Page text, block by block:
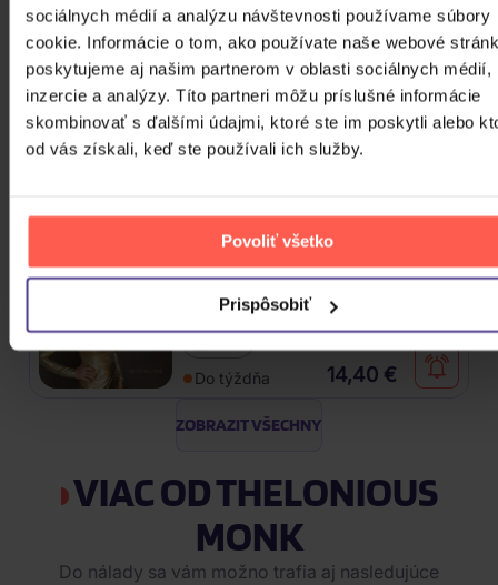
sociálnych médií a analýzu návštevnosti používame súbory
cookie. Informácie o tom, ako používate naše webové
poskytujeme aj našim partnerom v oblasti sociálnych médií,
inzercie a analýzy. Títo partneri môžu príslušné informácie
skombinovať s ďalšími údajmi, ktoré ste im poskytli alebo
od vás získali, keď ste používali ich služby.
Povoliť všetko
Prispôsobiť
Nedostupné 27,90 €
Bocelli Andrea: Duets (30th
Anniversary)
Skladom 22,40 €
Vondráčková Helena: Evergreeny
2CD
Do týždňa 14,40 €
ZOBRAZIT VŠECHNY
VIAC OD THELONIOUS
MONK
Do nálady sa vám možno trafia aj nasledujúce